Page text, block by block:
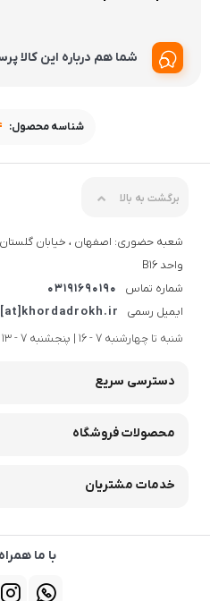
شما هم درباره این کالا
شناسه محصول:
برگشت به بالا
شعبه حضوری: اصفهان ، خیابان
واحد B16
شماره تماس
03191690190
ایمیل رسمی
شنبه تا چهارشنبه 7 - 16 | پنجشنبه 7 - 13
دسترسی سریع
محصولات فروشگاه
خدمات مشتریان
با ما